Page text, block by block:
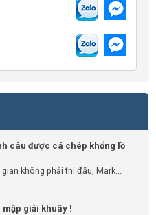
câu được cá chép khổng lồ
không phải thi đấu, Mark...
giải khuây !